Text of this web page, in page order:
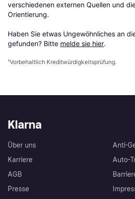
verschiedenen externen Quellen und
Orientierung.
Haben Sie etwas Ungewöhnliches an
gefunden? Bitte melde sie hier.
¹Vorbehaltlich Kreditwürdigkeitsprüfung.
Klarna
Über uns
Karriere
AGB
Presse
Anti-
Auto-